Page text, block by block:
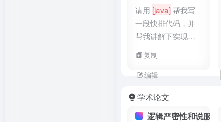
请用 [java]帮我写
一段快排代码，并
帮我讲解下实现逻
复制
编辑
学术论文
逻辑严密性和说服力